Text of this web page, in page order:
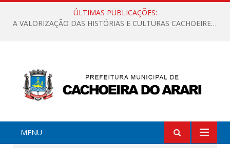
ÚLTIMAS PUBLICAÇÕES:
A VALORIZAÇÃO DAS HISTÓRIAS E CULTURAS CACHOEIRENSES
MENU